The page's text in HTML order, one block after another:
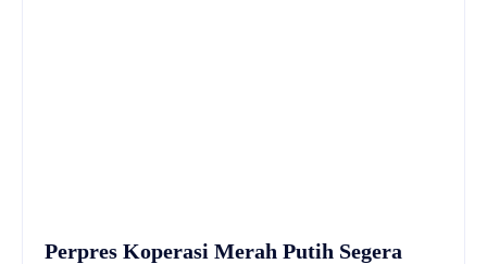
Perpres Koperasi Merah Putih Segera